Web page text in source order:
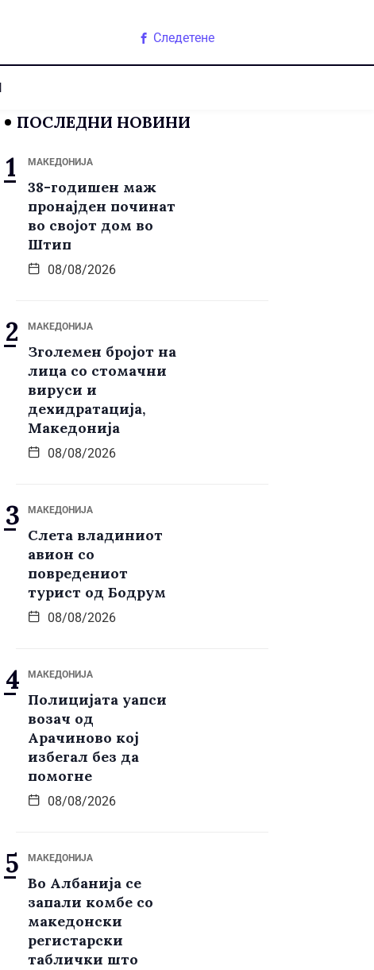
Следетене
ПОСЛЕДНИ НОВИНИ
МАКЕДОНИЈА
38-годишен маж
пронајден починат
во својот дом во
Штип
08/08/2026
МАКЕДОНИЈА
Зголемен бројот на
лица со стомачни
вируси и
дехидратација,
Македонија
08/08/2026
МАКЕДОНИЈА
Слета владиниот
авион со
повредениот
турист од Бодрум
08/08/2026
МАКЕДОНИЈА
Полицијата уапси
возач од
Арачиново кој
избегал без да
помогне
08/08/2026
МАКЕДОНИЈА
Во Албанија се
запали комбе со
македонски
регистарски
таблички што